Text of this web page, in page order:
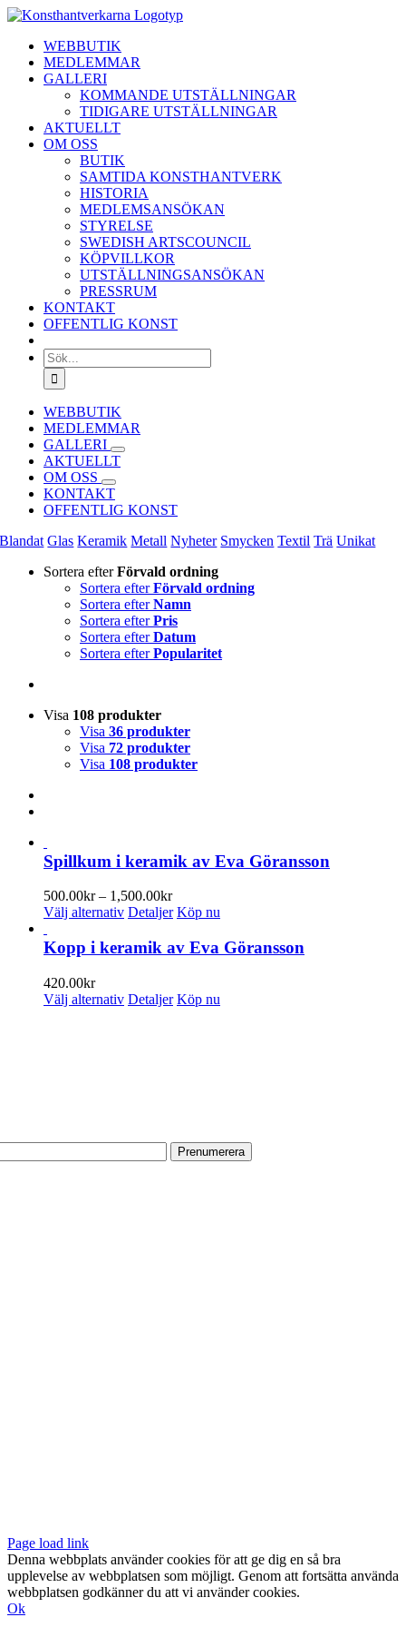
Fortsätt
innehålletWEBBUTIK
MEDLEMMAR
GALLERI
KOMMANDE UTSTÄLLNINGAR
TIDIGARE UTSTÄLLNINGAR
AKTUELLT
OM OSS
BUTIK
SAMTIDA KONSTHANTVERK
HISTORIA
MEDLEMSANSÖKAN
STYRELSE
SWEDISH ARTSCOUNCIL
KÖPVILLKOR
UTSTÄLLNINGSANSÖKAN
PRESSRUM
KONTAKT
OFFENTLIG KONST
Sök
efter:
WEBBUTIK
MEDLEMMAR
GALLERI
AKTUELLT
OM OSS
KONTAKT
OFFENTLIG KONST
Blandat Glas Keramik Metall Nyheter Smycken Textil Trä Unikat
Sortera efterFörvald ordning
Sortera efterFörvald ordning
Sortera efterNamn
Sortera efterPris
Sortera efterDatum
Sortera efterPopularitet
Visa 108 produkter
Visa 36 produkter
Visa 72 produkter
Visa 108 produkter
Spillkum i keramik av Eva Göransson
500.00kr – 1,500.00krPrisintervall:
500.00kr
1,500.00kr
Välj alternativ Den
produkten
har
varianter.
De
Detaljer Köp nu
Kopp i keramik av Eva Göransson
420.00kr
Välj alternativ Den
kan
väljas
Detaljer Köp nu
Page load link
Denna webbplats använder cookies för att ge dig en så bra
upplevelse av webbplatsen som möjligt. Genom att fortsätta använda
webbplatsen godkänner du att vi använder cookies.
Ok